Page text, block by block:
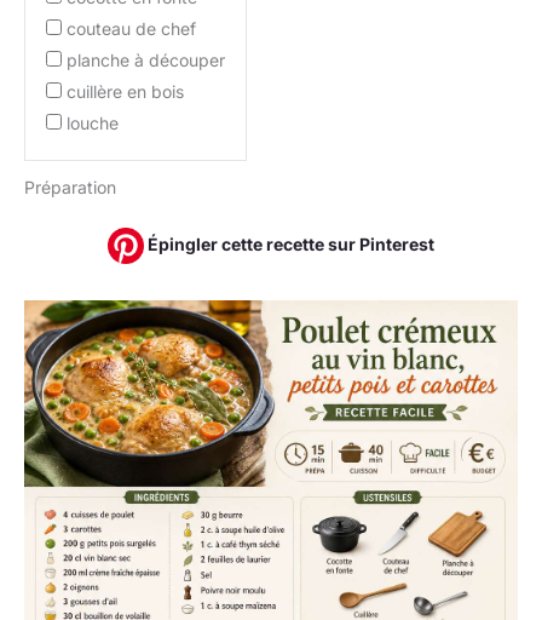
couteau de chef
planche à découper
cuillère en bois
louche
Préparation
Épingler cette recette sur Pinterest